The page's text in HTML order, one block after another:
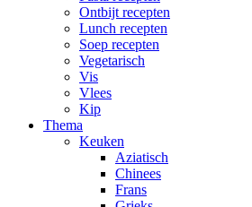
Ontbijt recepten
Lunch recepten
Soep recepten
Vegetarisch
Vis
Vlees
Kip
Thema
Keuken
Aziatisch
Chinees
Frans